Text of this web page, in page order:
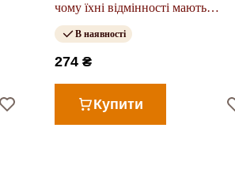
чому їхні відмінності мають
значення
В наявності
274 ₴
Купити